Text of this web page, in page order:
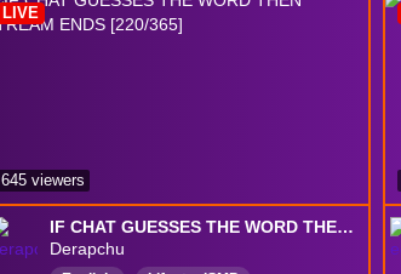
IF CHAT GUESSES THE WORD THEN STREAM ENDS [220/365]
Derapchu
LIVE
645 viewers